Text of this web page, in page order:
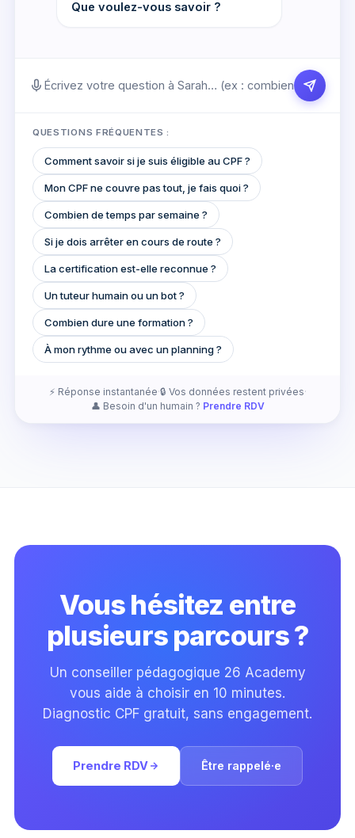
Que voulez-vous savoir ?
QUESTIONS FRÉQUENTES :
Comment savoir si je suis éligible au CPF ?
Mon CPF ne couvre pas tout, je fais quoi ?
Combien de temps par semaine ?
Si je dois arrêter en cours de route ?
La certification est-elle reconnue ?
Un tuteur humain ou un bot ?
Combien dure une formation ?
À mon rythme ou avec un planning ?
⚡ Réponse instantanée·🔒 Vos données restent privées·
👤 Besoin d'un humain ? Prendre RDV
Vous hésitez entre
plusieurs parcours ?
Un conseiller pédagogique 26 Academy
vous aide à choisir en 10 minutes.
Diagnostic CPF gratuit, sans engagement.
Prendre RDV Être rappelé·e